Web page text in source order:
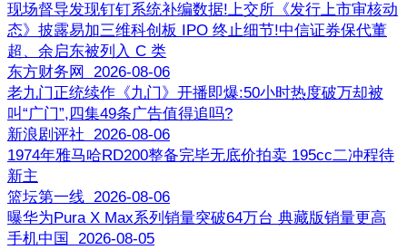
现场督导发现钉钉系统补编数据!上交所《发行上市审核动
态》披露易加三维科创板 IPO 终止细节!中信证券保代董
超、余启东被列入 C 类
东方财务网 2026-08-06
老九门正统续作《九门》开播即爆:50小时热度破万却被
叫“广门”,四集49条广告值得追吗?
新浪剧评社 2026-08-06
1974年雅马哈RD200整备完毕无底价拍卖 195cc二冲程待
新主
篮坛第一线 2026-08-06
曝华为Pura X Max系列销量突破64万台 典藏版销量更高
手机中国 2026-08-05